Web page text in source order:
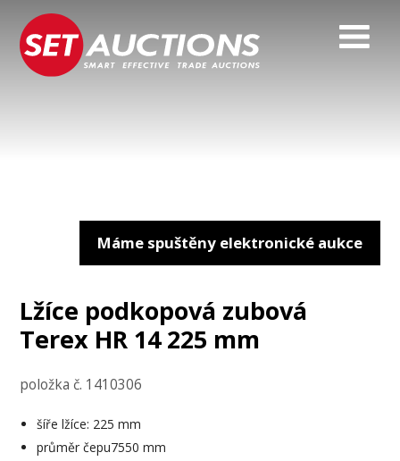
Máme spuštěny elektronické aukce
Lžíce podkopová zubová
Terex HR 14 225 mm
položka č. 1410306
šíře lžíce: 225 mm
průměr čepu7550 mm